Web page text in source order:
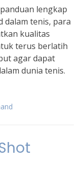
lengkap
dalam tenis, para
kualitas
terus berlatih
agar dapat
dunia tenis.